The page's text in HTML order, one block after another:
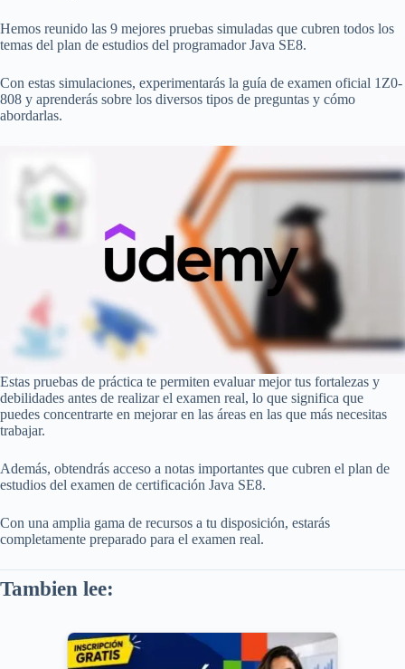
Hemos reunido las 9 mejores pruebas simuladas que cubren todos los
temas del plan de estudios del programador Java SE8.
Con estas simulaciones, experimentarás la guía de examen oficial 1Z0-
808 y aprenderás sobre los diversos tipos de preguntas y cómo
abordarlas.
Estas pruebas de práctica te permiten evaluar mejor tus fortalezas y
debilidades antes de realizar el examen real, lo que significa que
puedes concentrarte en mejorar en las áreas en las que más necesitas
trabajar.
Además, obtendrás acceso a notas importantes que cubren el plan de
estudios del examen de certificación Java SE8.
Con una amplia gama de recursos a tu disposición, estarás
completamente preparado para el examen real.
Tambien lee: